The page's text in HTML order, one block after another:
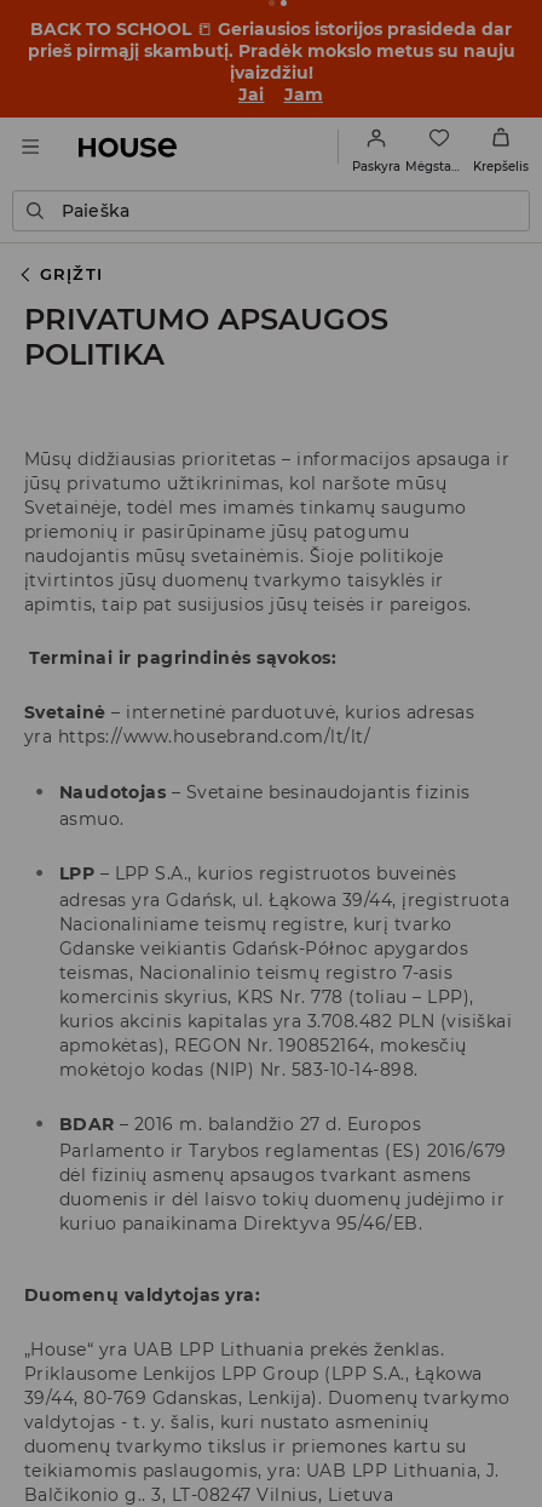
BACK TO SCHOOL 📒 Geriausios istorijos prasideda dar
prieš pirmąjį skambutį. Pradėk mokslo metus su nauju
įvaizdžiu!
Jai
Jam
Paskyra Krepšelis
Paieška
GRĮŽTI
PRIVATUMO APSAUGOS
POLITIKA
Mūsų didžiausias prioritetas – informacijos apsauga ir
jūsų privatumo užtikrinimas, kol naršote mūsų
Svetainėje, todėl mes imamės tinkamų saugumo
priemonių ir pasirūpiname jūsų patogumu
naudojantis mūsų svetainėmis. Šioje politikoje
įtvirtintos jūsų duomenų tvarkymo taisyklės ir
apimtis, taip pat susijusios jūsų teisės ir pareigos.
Terminai ir pagrindinės sąvokos:
Svetainė – internetinė parduotuvė, kurios adresas
yra https://www.housebrand.com/lt/lt/
Naudotojas – Svetaine besinaudojantis fizinis
asmuo.
LPP – LPP S.A., kurios registruotos buveinės
adresas yra Gdańsk, ul. Łąkowa 39/44, įregistruota
Nacionaliniame teismų registre, kurį tvarko
Gdanske veikiantis Gdańsk-Północ apygardos
teismas, Nacionalinio teismų registro 7-asis
komercinis skyrius, KRS Nr. 778 (toliau – LPP),
kurios akcinis kapitalas yra 3.708.482 PLN (visiškai
apmokėtas), REGON Nr. 190852164, mokesčių
mokėtojo kodas (NIP) Nr. 583-10-14-898.
BDAR – 2016 m. balandžio 27 d. Europos
Parlamento ir Tarybos reglamentas (ES) 2016/679
dėl fizinių asmenų apsaugos tvarkant asmens
duomenis ir dėl laisvo tokių duomenų judėjimo ir
kuriuo panaikinama Direktyva 95/46/EB.
Duomenų valdytojas yra:
„House“ yra UAB LPP Lithuania prekės ženklas.
Priklausome Lenkijos LPP Group (LPP S.A., Łąkowa
39/44, 80-769 Gdanskas, Lenkija). Duomenų tvarkymo
valdytojas - t. y. šalis, kuri nustato asmeninių
duomenų tvarkymo tikslus ir priemones kartu su
teikiamomis paslaugomis, yra: UAB LPP Lithuania, J.
Balčikonio g.. 3, LT-08247 Vilnius, Lietuva